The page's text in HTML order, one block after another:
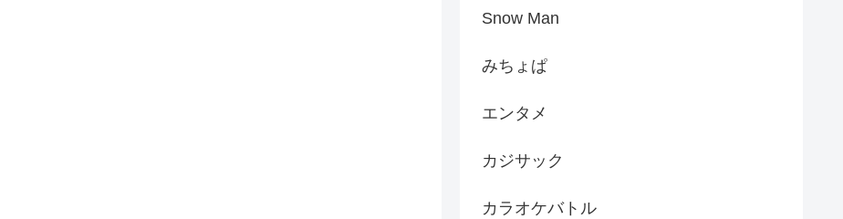
Snow Man
みちょぱ
エンタメ
カジサック
カラオケバトル